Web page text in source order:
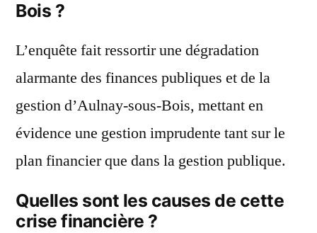
Bois ?
L’enquête fait ressortir une dégradation
alarmante des finances publiques et de la
gestion d’Aulnay-sous-Bois, mettant en
évidence une gestion imprudente tant sur le
plan financier que dans la gestion publique.
Quelles sont les causes de cette
crise financière ?